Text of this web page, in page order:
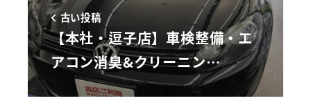
古い投稿
【本社・逗子店】車検整備・エ
アコン消臭&クリーニン…